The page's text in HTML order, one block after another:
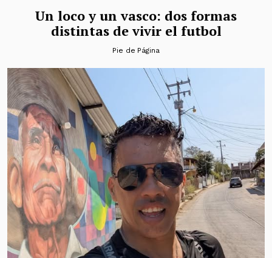
Un loco y un vasco: dos formas
distintas de vivir el futbol
Pie de Página